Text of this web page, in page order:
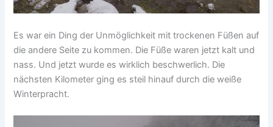
Es war ein Ding der Unmöglichkeit mit trockenen Füßen auf
die andere Seite zu kommen. Die Füße waren jetzt kalt und
nass. Und jetzt wurde es wirklich beschwerlich. Die
nächsten Kilometer ging es steil hinauf durch die weiße
Winterpracht.